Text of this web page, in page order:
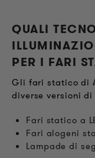
QUALI
PER I FARI
Gli fari statico di
diverse versioni
Fari statico a
Fari alogeni
Lampade di